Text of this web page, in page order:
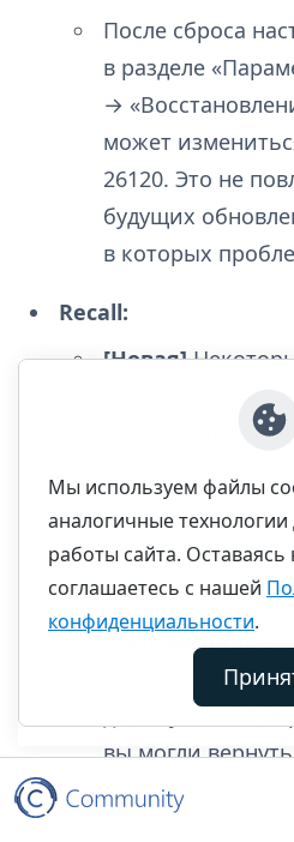
После сброса
в разделе
→
может
26120. Это не
будущих
в которых
Recall:
[Новая]
столкнуться с
которой Recall не
а
недоступна.
исправлением
[Напоминание]
обновите
до актуальной
вы могли
документам.
Мы используем файлы
аналогичные
работы сайта. Оставаясь
соглашаетесь с нашей
конфиденциальности.